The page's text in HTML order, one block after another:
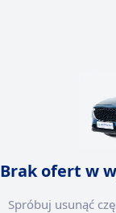
Brak ofert w
Spróbuj usunąć